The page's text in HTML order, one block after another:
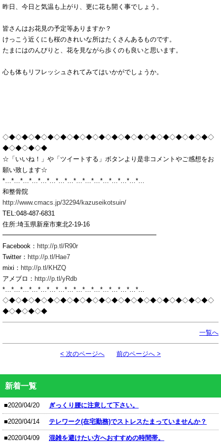
昨日、今日と気温も上がり、更に花も開く事でしょう。
皆さんはお花見の予定等ありますか？
けっこう近くにも桜のきれいな所はたくさんあるものです。
たまにはのんびりと、花を見ながら歩くのも良いと思います。
心も体もリフレッシュされてみてはいかがでしょうか。
◇◆◇◆◇◆◇◆◇◆◇◆◇◆◇◆◇◆◇◆◇◆◇◆◇◆◇◆◇◆◇◆◇
◆◇◆◇◆◇◆
☆「いいね！」や「ツイートする」ボタンより是非コメントやご感想をお
願い致します☆
*…*…*…*…*…*…*…*…*…*…*…*…*…*…*…*…
和整骨院
http://www.cmacs.jp/32294/kazuseikotsuin/
TEL:048-487-6831
住所:埼玉県新座市東北2-19-16
━━━━━━━━━━━━━━━━━━━━━━━━
Facebook： http://p.tl/R90r
Twitter： http://p.tl/Hae7
mixi： http://p.tl/KHZQ
アメブロ： http://p.tl/yRdb
*…*…*…*…*…*…*…*…*…*…*…*…*…*…*…*…
◇◆◇◆◇◆◇◆◇◆◇◆◇◆◇◆◇◆◇◆◇◆◇◆◇◆◇◆◇◆◇◆◇
◆◇◆◇◆◇◆
一覧へ
< 次のページへ 前のページへ >
新着一覧
■2020/04/20 ぎっくり腰に注意して下さい。
■2020/04/14 テレワーク(在宅勤務)でストレスたまっていませんか？
■2020/04/09 混雑を避けたい方へおすすめの時間帯。